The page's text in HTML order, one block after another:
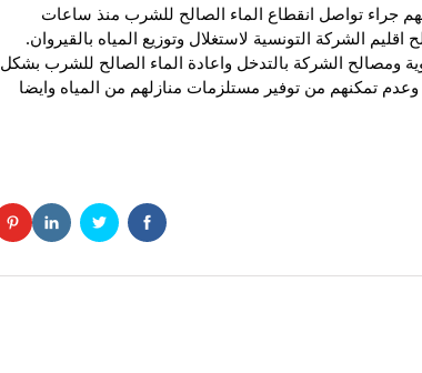
جراء تواصل انقطاع الماء الصالح للشرب منذ ساعات
الشركة التونسية لاستغلال وتوزيع المياه بالقيروان.
ومصالح الشركة بالتدخل واعادة الماء الصالح للشرب بشكل
تمكنهم من توفير مستلزمات منازلهم من المياه وايضا